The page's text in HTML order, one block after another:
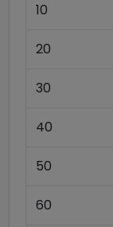
10
20
30
40
50
60